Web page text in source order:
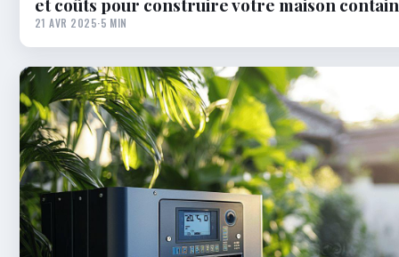
et coûts pour construire votre maison
21 AVR 2025·5 MIN